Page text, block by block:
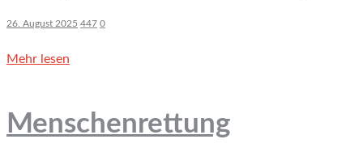
26. August 2025 447 0
Mehr lesen
Menschenrettung